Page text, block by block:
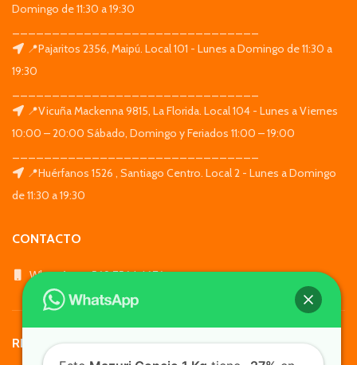
Domingo de 11:30 a 19:30
📍Pajaritos 2356, Maipú. Local 101 - Lunes a Domingo de 11:30 a
19:30
📍Vicuña Mackenna 9815, La Florida. Local 104 - Lunes a Viernes
10:00 – 20:00 Sábado, Domingo y Feriados 11:00 – 19:00
📍Huérfanos 1526 , Santiago Centro. Local 2 - Lunes a Domingo
de 11:30 a 19:30
CONTACTO
WhatsApp: +569 7564 4676
REDES SOCIALES